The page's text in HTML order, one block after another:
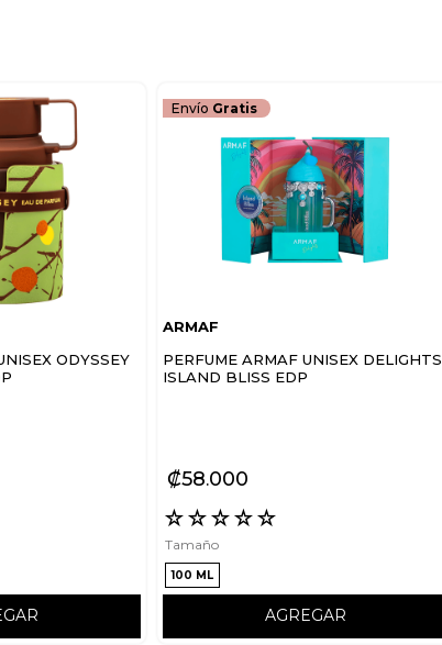
ODYSSEY
Envío Gratis
ARMAF
PERFUME ARMAF UNISEX DELIGHTS
ISLAND BLISS EDP
₡58 000
☆☆☆☆☆
Tamaño
100 ML
AGREGAR